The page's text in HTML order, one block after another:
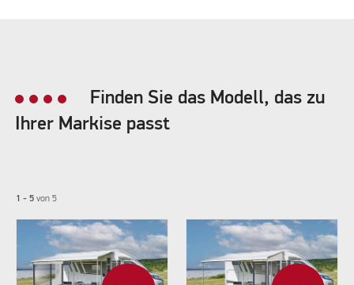
Finden Sie das Modell, das zu
Ihrer Markise passt
1 - 5von 5